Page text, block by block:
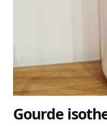
Gourde